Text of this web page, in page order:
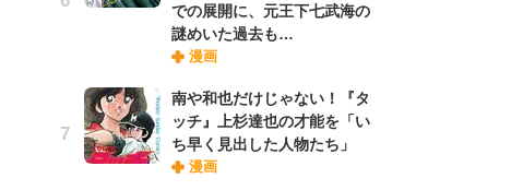
での展開に、元王下七武海の
謎めいた過去も…
漫画
南や和也だけじゃない！『タ
ッチ』上杉達也の才能を「い
ち早く見出した人物たち」
漫画